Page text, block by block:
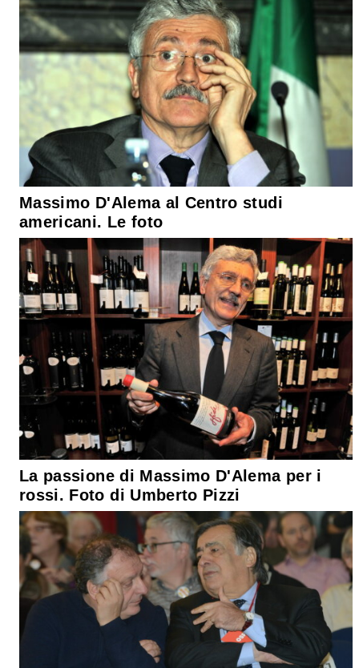
Massimo D'Alema al Centro studi
americani. Le foto
La passione di Massimo D'Alema per i
rossi. Foto di Umberto Pizzi